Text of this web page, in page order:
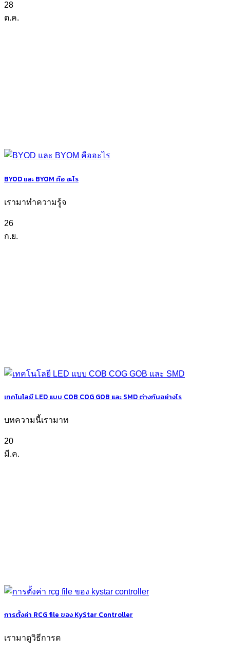
28
ต.ค.
BYOD และ BYOM คือ อะไร
เรามาทำความรู้จ
26
ก.ย.
เทคโนโลยี LED แบบ COB COG GOB และ SMD ต่างกันอย่างไร
บทความนี้เรามาท
20
มี.ค.
การตั้งค่า RCG file ของ KyStar Controller
เรามาดูวิธีการต